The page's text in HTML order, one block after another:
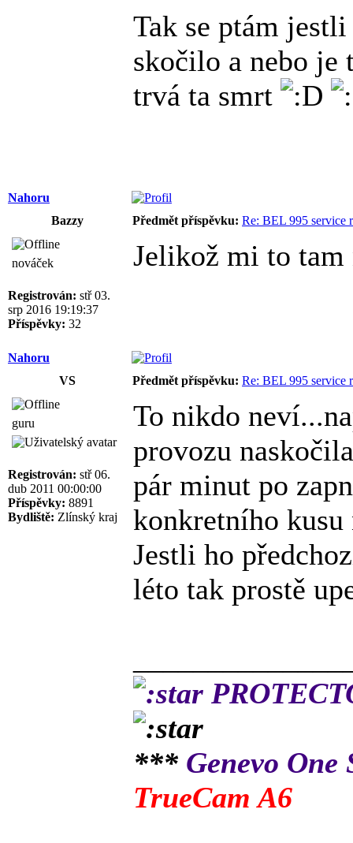
Tak se ptám
skočilo a nebo je
trvá ta smrt
Nahoru
Bazzy
Předmět příspěvku: Re: BEL 995 service
nováček
Registrován: stř 03.
srp 2016 19:19:37
Příspěvky: 32
Jelikož mi to tam
Nahoru
VS
Předmět příspěvku: Re: BEL 995 service
guru
Registrován: stř 06.
dub 2011 00:00:00
Příspěvky: 8891
Bydliště: Zlínský kraj
To nikdo
provozu
pár minut po
konkretního
Jestli ho
léto tak prostě
*** Genevo One
TrueCam A6